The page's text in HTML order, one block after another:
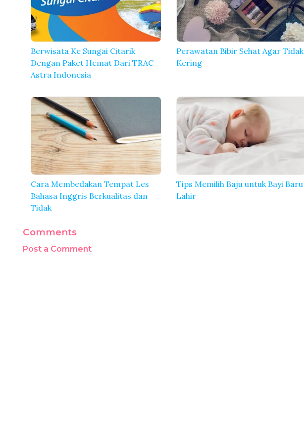
Berwisata Ke Sungai Citarik
Dengan Paket Hemat Dari TRAC
Astra Indonesia
Perawatan Bibir Sehat Agar Tidak
Kering
Cara Membedakan Tempat Les
Bahasa Inggris Berkualitas dan
Tidak
Tips Memilih Baju untuk Bayi Baru
Lahir
Comments
Post a Comment